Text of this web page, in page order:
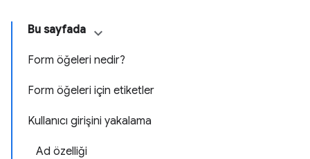
Bu sayfada
Form öğeleri nedir?
Form öğeleri için etiketler
Kullanıcı girişini yakalama
Ad özelliği